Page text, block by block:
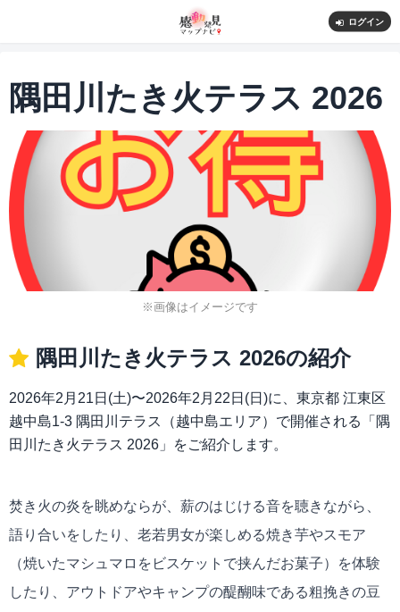
ログイン
隅田川たき火テラス 2026
※画像はイメージです
隅田川たき火テラス 2026の紹介
2026年2月21日(土)〜2026年2月22日(日)に、東京都 江東区
越中島1-3 隅田川テラス（越中島エリア）で開催される「隅
田川たき火テラス 2026」をご紹介します。
焚き火の炎を眺めならが、薪のはじける音を聴きながら、
語り合いをしたり、老若男女が楽しめる焼き芋やスモア
（焼いたマシュマロをビスケットで挟んだお菓子）を体験
したり、アウトドアやキャンプの醍醐味である粗挽きの豆